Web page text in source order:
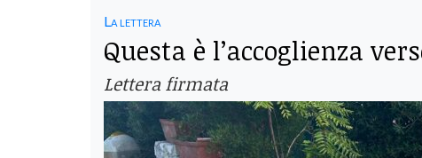
La lettera
Questa è l’accoglienza
Lettera firmata